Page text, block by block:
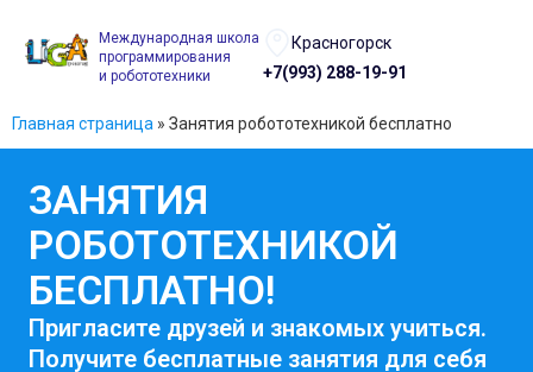
Международная школа
программирования
и робототехники
Красногорск
+7(993) 288-19-91
Главная страница » Занятия робототехникой бесплатно
ЗАНЯТИЯ
РОБОТОТЕХНИКОЙ
БЕСПЛАТНО!
Пригласите друзей и знакомых учиться.
Получите бесплатные занятия для себя